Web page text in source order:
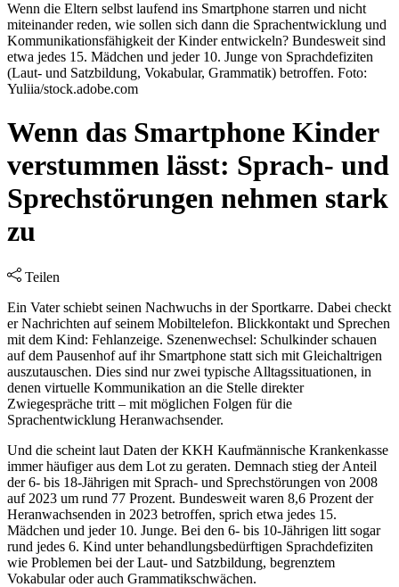
Wenn die Eltern selbst laufend ins Smartphone starren und nicht
miteinander reden, wie sollen sich dann die Sprachentwicklung und
Kommunikationsfähigkeit der Kinder entwickeln? Bundesweit sind
etwa jedes 15. Mädchen und jeder 10. Junge von Sprachdefiziten
(Laut- und Satzbildung, Vokabular, Grammatik) betroffen. Foto:
Yuliia/stock.adobe.com
Wenn das Smartphone Kinder
verstummen lässt: Sprach- und
Sprechstörungen nehmen stark
zu
Teilen
Ein Vater schiebt seinen Nachwuchs in der Sportkarre. Dabei checkt
er Nachrichten auf seinem Mobiltelefon. Blickkontakt und Sprechen
mit dem Kind: Fehlanzeige. Szenenwechsel: Schulkinder schauen
auf dem Pausenhof auf ihr Smartphone statt sich mit Gleichaltrigen
auszutauschen. Dies sind nur zwei typische Alltagssituationen, in
denen virtuelle Kommunikation an die Stelle direkter
Zwiegespräche tritt – mit möglichen Folgen für die
Sprachentwicklung Heranwachsender.
Und die scheint laut Daten der KKH Kaufmännische Krankenkasse
immer häufiger aus dem Lot zu geraten. Demnach stieg der Anteil
der 6- bis 18-Jährigen mit Sprach- und Sprechstörungen von 2008
auf 2023 um rund 77 Prozent. Bundesweit waren 8,6 Prozent der
Heranwachsenden in 2023 betroffen, sprich etwa jedes 15.
Mädchen und jeder 10. Junge. Bei den 6- bis 10-Jährigen litt sogar
rund jedes 6. Kind unter behandlungsbedürftigen Sprachdefiziten
wie Problemen bei der Laut- und Satzbildung, begrenztem
Vokabular oder auch Grammatikschwächen.